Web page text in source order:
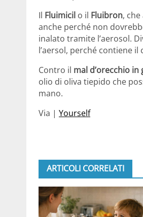
Il Fluimicil o il Fluibron,
anche perché non
inalato tramite l’aerosol.
l’aersol, perché contiene
Contro il mal d’orecchio in
olio di oliva tiepido che
mano.
Via | Yourself
ARTICOLI CORRELATI